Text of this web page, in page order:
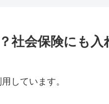
社会保険にも
しています。